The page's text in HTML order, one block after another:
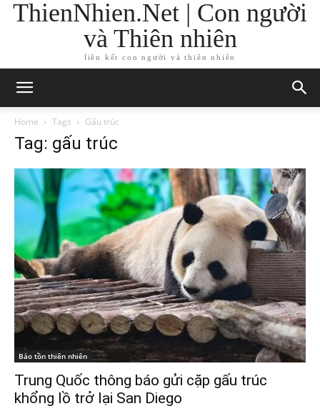
ThienNhien.Net | Con người
và Thiên nhiên
liên kết con người và thiên nhiên
Home Tags Gấu trúc
Tag: gấu trúc
Bảo tồn thiên nhiên
Trung Quốc thông báo gửi cặp gấu trúc
khổng lồ trở lại San Diego